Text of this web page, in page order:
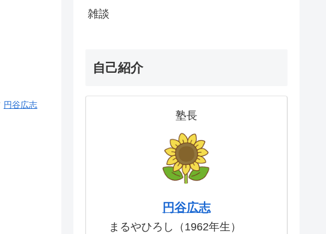
円谷広志
雑談
自己紹介
塾長
円谷広志
まるやひろし（1962年生）